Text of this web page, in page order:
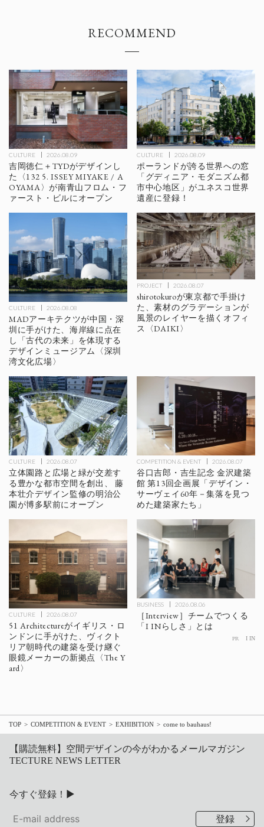
RECOMMEND
CULTURE 2026.08.09
吉岡徳仁＋TYDがデザインし
た〈132 5. ISSEY MIYAKE / A
OYAMA〉が南青山フロム・フ
ァースト・ビルにオープン
CULTURE 2026.08.09
ポーランドが誇る世界への窓
「グディニア・モダニズム都
市中心地区」がユネスコ世界
遺産に登録！
CULTURE 2026.08.08
MADアーキテクツが中国・深
圳に手がけた、海岸線に点在
し「古代の未来」を体現する
デザインミュージアム〈深圳
湾文化広場〉
PROJECT 2026.08.07
shirotokuroが東京都で手掛け
た、素材のグラデーションが
風景のレイヤーを描くオフィ
ス〈DAIKI〉
CULTURE 2026.08.07
立体園路と広場と緑が交差す
る豊かな都市空間を創出、 藤
本壮介デザイン監修の明治公
園が博多駅前にオープン
COMPETITION & EVENT 2026.08.07
谷口吉郎・吉生記念 金沢建築
館 第13回企画展「デザイン・
サーヴェイ60年－集落を見つ
めた建築家たち」
CULTURE 2026.08.07
51 Architectureがイギリス・ロ
ンドンに手がけた、ヴィクト
リア朝時代の建築を受け継ぐ
眼鏡メーカーの新拠点〈The Y
ard〉
BUSINESS 2026.08.06
［Interview］チームでつくる
「I INらしさ」とは
PR I IN
TOP COMPETITION & EVENT EXHIBITION come to bauhaus!
【購読無料】空間デザインの今がわかるメールマガジン
TECTURE NEWS LETTER
今すぐ登録！▶